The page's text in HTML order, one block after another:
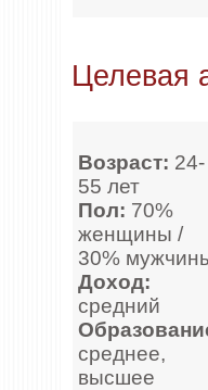
Целевая
Возраст: 24-
55 лет
Пол: 70%
женщины /
30%
Доход:
средний
среднее,
высшее